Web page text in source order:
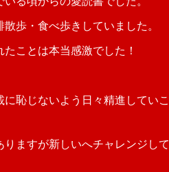
歩・食べ歩きしていました。
ことは本当感激でした！
恥じないよう日々精進していこ
ますが新しいへチャレンジして